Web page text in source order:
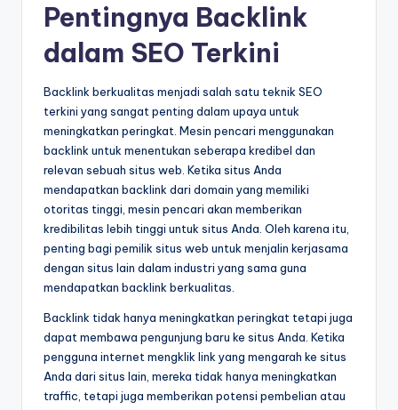
Pentingnya Backlink
dalam SEO Terkini
Backlink berkualitas menjadi salah satu teknik SEO
terkini yang sangat penting dalam upaya untuk
meningkatkan peringkat. Mesin pencari menggunakan
backlink untuk menentukan seberapa kredibel dan
relevan sebuah situs web. Ketika situs Anda
mendapatkan backlink dari domain yang memiliki
otoritas tinggi, mesin pencari akan memberikan
kredibilitas lebih tinggi untuk situs Anda. Oleh karena itu,
penting bagi pemilik situs web untuk menjalin kerjasama
dengan situs lain dalam industri yang sama guna
mendapatkan backlink berkualitas.
Backlink tidak hanya meningkatkan peringkat tetapi juga
dapat membawa pengunjung baru ke situs Anda. Ketika
pengguna internet mengklik link yang mengarah ke situs
Anda dari situs lain, mereka tidak hanya meningkatkan
traffic, tetapi juga memberikan potensi pembelian atau